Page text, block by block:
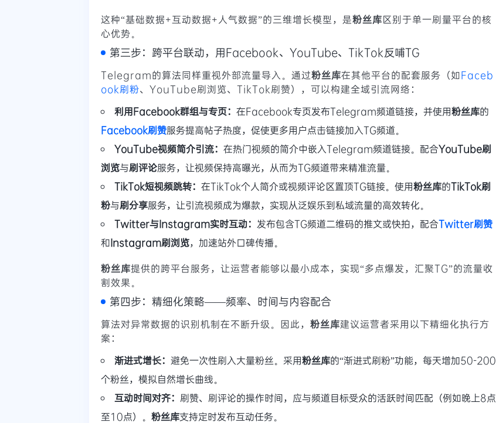
这种“基础数据+互动数据+人气数据”的三维增长模型，是粉丝库区别于单一刷量平台的核
心优势。
第三步：跨平台联动，用Facebook、YouTube、TikTok反哺TG
Telegram的算法同样重视外部流量导入。通过粉丝库在其他平台的配套服务（如Faceb
ook刷粉、YouTube刷浏览、TikTok刷赞），可以构建全域引流网络：
利用Facebook群组与专页： 在Facebook专页发布Telegram频道链接，并使用粉丝库的
Facebook刷赞服务提高帖子热度，促使更多用户点击链接加入TG频道。
YouTube视频简介引流： 在热门视频的简介中嵌入Telegram频道链接。配合YouTube刷
浏览与刷评论服务，让视频保持高曝光，从而为TG频道带来精准流量。
TikTok短视频跳转： 在TikTok个人简介或视频评论区置顶TG链接。使用粉丝库的TikTok刷
粉与刷分享服务，让引流视频成为爆款，实现从泛娱乐到私域流量的高效转化。
Twitter与Instagram实时互动： 发布包含TG频道二维码的推文或快拍，配合Twitter刷赞
和Instagram刷浏览，加速站外口碑传播。
粉丝库提供的跨平台服务，让运营者能够以最小成本，实现“多点爆发，汇聚TG”的流量收
割效果。
第四步：精细化策略——频率、时间与内容配合
算法对异常数据的识别机制在不断升级。因此， 粉丝库建议运营者采用以下精细化执行方
案：
渐进式增长： 避免一次性刷入大量粉丝。采用粉丝库的“渐进式刷粉”功能，每天增加50-200
个粉丝，模拟自然增长曲线。
互动时间对齐： 刷赞、刷评论的操作时间，应与频道目标受众的活跃时间匹配（例如晚上8点
至10点）。 粉丝库支持定时发布互动任务。